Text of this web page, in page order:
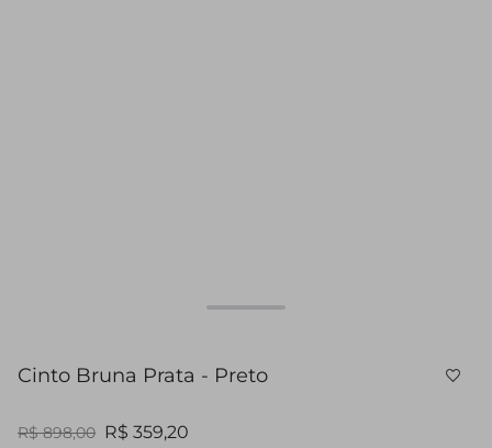
Cinto Bruna Prata - Preto
R$ 898,00 R$ 359,20